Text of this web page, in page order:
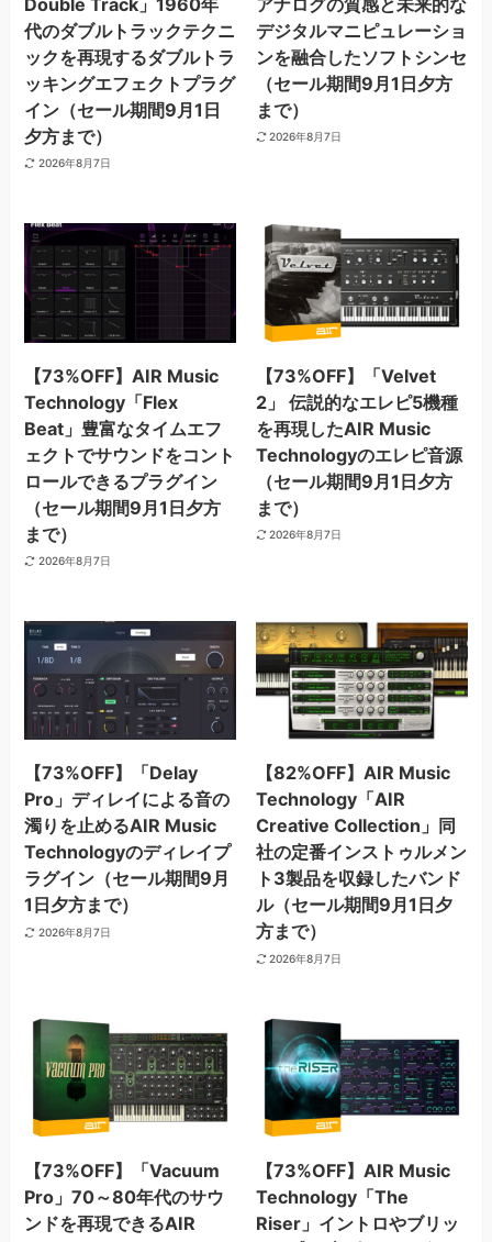
代のダブルトラックテクニ
ックを再現するダブルトラ
ッキングエフェクトプラグ
イン（セール期間9月1日
夕方まで）
2026年8月7日
デジタルマニピュレーショ
ンを融合したソフトシンセ
（セール期間9月1日夕方
まで）
2026年8月7日
【73%OFF】AIR Music
Technology「Flex
Beat」豊富なタイムエフ
ェクトでサウンドをコント
ロールできるプラグイン
（セール期間9月1日夕方
まで）
2026年8月7日
【73%OFF】「Velvet
2」 伝説的なエレピ5機種
を再現したAIR Music
Technologyのエレピ音源
（セール期間9月1日夕方
まで）
2026年8月7日
【73%OFF】「Delay
Pro」ディレイによる音の
濁りを止めるAIR Music
Technologyのディレイプ
ラグイン（セール期間9月
1日夕方まで）
2026年8月7日
【82%OFF】AIR Music
Technology「AIR
Creative Collection」同
社の定番インストゥルメン
ト3製品を収録したバンド
ル（セール期間9月1日夕
方まで）
2026年8月7日
【73%OFF】「Vacuum
Pro」70～80年代のサウ
ンドを再現できるAIR
【73%OFF】AIR Music
Technology「The
Riser」イントロやブリッ